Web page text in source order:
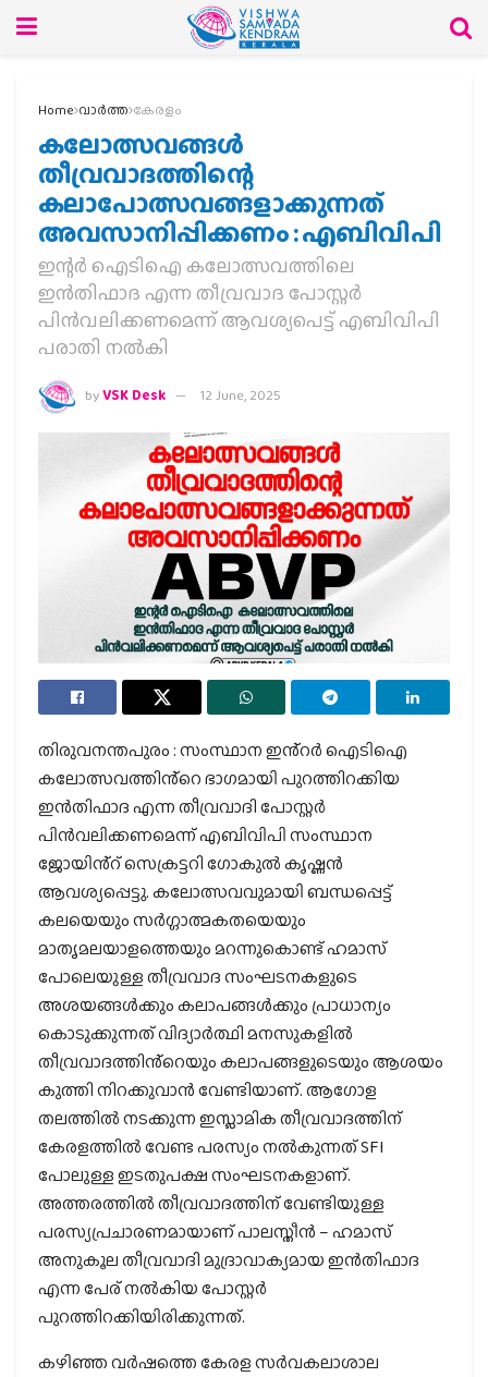
Home വാര്‍ത്ത കേരളം
കലോത്സവങ്ങൾ
തീവ്രവാദത്തിന്റെ
കലാപോത്സവങ്ങളാക്കുന്നത്
അവസാനിപ്പിക്കണം : എബിവിപി
ഇന്റർ ഐടിഐ കലോത്സവത്തിലെ
ഇൻതിഫാദ എന്ന തീവ്രവാദ പോസ്റ്റർ
പിൻവലിക്കണമെന്ന് ആവശ്യപെട്ട് എബിവിപി
പരാതി നൽകി
byVSK Desk 12 June, 2025
തിരുവനന്തപുരം : സംസ്ഥാന ഇൻ്റർ ഐടിഐ
കലോത്സവത്തിൻ്റെ ഭാഗമായി പുറത്തിറക്കിയ
ഇൻതിഫാദ എന്ന തീവ്രവാദി പോസ്റ്റർ
പിൻവലിക്കണമെന്ന് എബിവിപി സംസ്ഥാന
ജോയിൻ്റ് സെക്രട്ടറി ഗോകുൽ കൃഷ്ണൻ
ആവശ്യപ്പെട്ടു. കലോത്സവവുമായി ബന്ധപ്പെട്ട്
കലയെയും സർഗ്ഗാത്മകതയെയും
മാതൃമലയാളത്തെയും മറന്നുകൊണ്ട് ഹമാസ്
പോലെയുള്ള തീവ്രവാദ സംഘടനകളുടെ
അശയങ്ങൾക്കും കലാപങ്ങൾക്കും പ്രാധാന്യം
കൊടുക്കുന്നത് വിദ്യാർത്ഥി മനസുകളിൽ
തീവ്രവാദത്തിൻ്റെയും കലാപങ്ങളുടെയും ആശയം
കുത്തി നിറക്കുവാൻ വേണ്ടിയാണ്. ആഗോള
തലത്തിൽ നടക്കുന്ന ഇസ്ലാമിക തീവ്രവാദത്തിന്
കേരളത്തിൽ വേണ്ട പരസ്യം നൽകുന്നത് SFI
പോലുള്ള ഇടതുപക്ഷ സംഘടനകളാണ്.
അത്തരത്തിൽ തീവ്രവാദത്തിന് വേണ്ടിയുള്ള
പരസ്യപ്രചാരണമായാണ് പാലസ്തീൻ – ഹമാസ്
അനുകൂല തീവ്രവാദി മുദ്രാവാക്യമായ ഇൻതിഫാദ
എന്ന പേര് നൽകിയ പോസ്റ്റർ
പുറത്തിറക്കിയിരിക്കുന്നത്.
കഴിഞ്ഞ വർഷത്തെ കേരള സർവകലാശാല